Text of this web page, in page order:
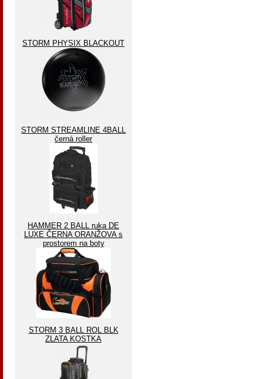
STORM PHYSIX BLACKOUT
STORM STREAMLINE 4BALL
černá roller
HAMMER 2 BALL ruka DE
LUXE ČERNA ORANŽOVA s
prostorem na boty
STORM 3 BALL ROL BLK
ZLATA KOSTKA